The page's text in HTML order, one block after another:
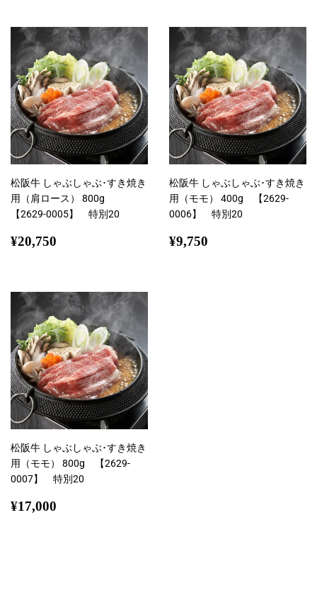
松阪牛 しゃぶしゃぶ･すき焼き
用（肩ロース） 800g
【2629-0005】 特別20
通
¥20,750
松阪牛 しゃぶしゃぶ･すき焼き
用（モモ） 400g 【2629-
0006】 特別20
通
¥9,750
松阪牛 しゃぶしゃぶ･すき焼き
用（モモ） 800g 【2629-
0007】 特別20
通
¥17,000